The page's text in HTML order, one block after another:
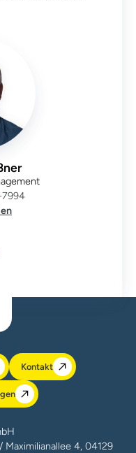
7994
Kontakt
4, 04129